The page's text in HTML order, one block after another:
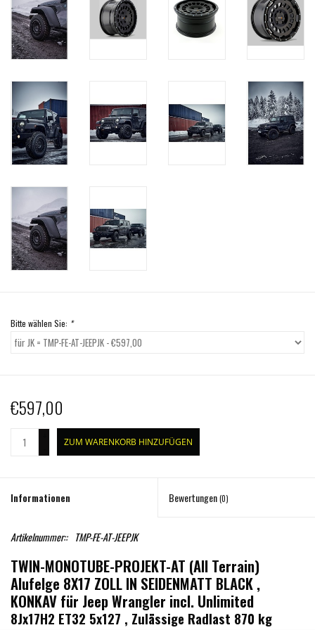
Bitte wählen Sie: *
€597,00
ZUM WARENKORB HINZUFÜGEN
Informationen Bewertungen(0)
Artikelnummer:: TMP-FE-AT-JEEPJK
TWIN-MONOTUBE-PROJEKT-AT (All Terrain)
Alufelge 8X17 ZOLL IN SEIDENMATT BLACK ,
KONKAV für Jeep Wrangler incl. Unlimited
8Jx17H2 ET32 5x127 , Zulässige Radlast 870 kg